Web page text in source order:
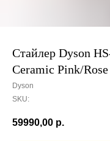
Стайлер Dyson
Ceramic Pink/
Dyson
SKU:
59990,00 р.